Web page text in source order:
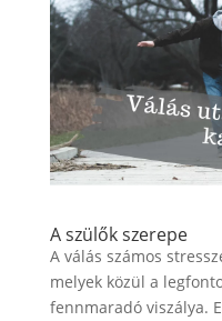
A szülők szerepe
A válás számos
melyek közül a
fennmaradó viszálya.